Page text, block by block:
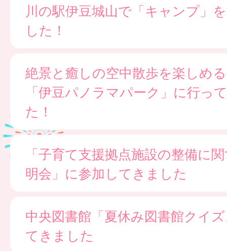
川の駅伊豆城山で「キャンプ」
した！
絶景と癒しの空中散歩を楽しめる
「伊豆パノラマパーク」に行っ
た！
「子育て支援拠点施設の整備に
明会」に参加してきました
中央図書館「夏休み図書館クイ
てきました